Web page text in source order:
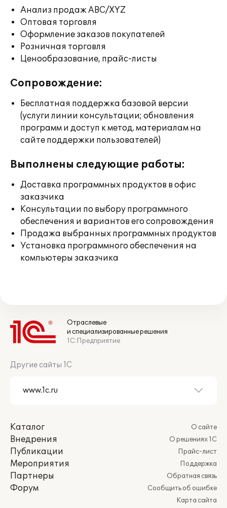
Анализ продаж ABC/XYZ
Оптовая торговля
Оформление заказов покупателей
Розничная торговля
Ценообразование, прайс-листы
Сопровождение:
Бесплатная поддержка базовой версии
(услуги линии консультации; обновления
программ и доступ к метод. материалам на
сайте поддержки пользователей)
Выполнены следующие работы:
Доставка программных продуктов в офис
заказчика
Консультации по выбору программного
обеспечения и вариантов его сопровождения
Продажа выбранных программных продуктов
Установка программного обеспечения на
компьютеры заказчика
Отраслевые
и специализированные решения
1С:Предприятие
Другие сайты 1С
Каталог
Внедрения
Публикации
Мероприятия
Партнеры
Форум
О сайте
О решениях 1С
Прайс-лист
Поддержка
Обратная связь
Сообщить об ошибке
Карта сайта